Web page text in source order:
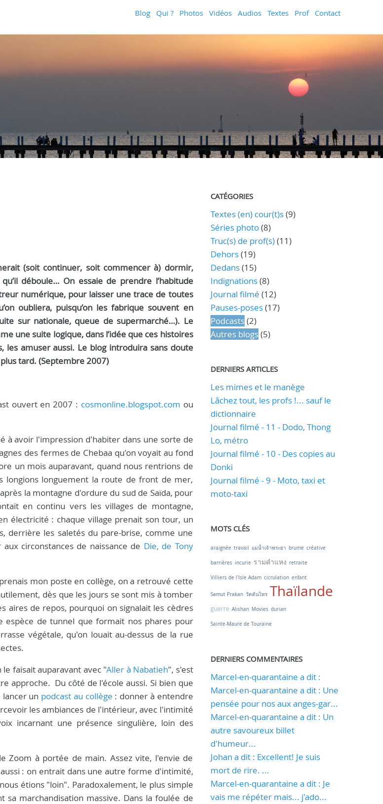
Blog Qui ? Photos Vidéos Audios Textes Prof Contact
(soit continuer, soit commencer à) dormir,
déboule… On essaie de prendre l’habitude
numérique, pour laisser une trace de toutes
oubliera, puisqu’on les fabrique souvent en
sur nationale, queue de supermarché…). Le
une suite logique, dans l’idée que ces histoires
les amuser aussi. Le blog introduira sans doute
tard. (Septembre 2007)
ouvert en 2007 : cosmonline.blogspot.com ou
à avoir l'impression d'habiter dans une sorte de
des fermes de Chebaa qu'on voyait au fond
un mois auparavant, quand nous rentrions de
longions longuement la route de front de mer,
la montagne d'ordure du sud de Saïda, pour
en continu vers les villages de montagne,
électricité : chaque village prenait son tour, un
derrière les saletés du pare-brise, comme une
circonstances de naissance de Die, de Tony
mon poste en collège, on a retrouvé cette
dès que les jours se sont mis à tomber
aires de repos, pourquoi on signalait les cèdres
espèce de tunnel que formait nos phares pour
végétale, qu'on louait au-dessus de la rue
faisait auparavant avec "Aller à Nabatieh", s'est
approche. Du côté de l'école aussi. Si bien que
un podcast au collège : donner à entendre
les ambiances de l'intérieur, avec l'intimité
incarnant une présence singulière, loin des
Zoom à portée de main. Assez vite, l'envie de
: on entrait dans une autre forme d'intimité,
étions "loin". Paradoxalement, le plus simple
marchandisation massive. Dans la foulée de
CATÉGORIES
Textes (en) cour(t)s(9)
Séries photo(8)
Truc(s) de prof(s)(11)
Dehors(19)
Dedans(15)
Indignations(8)
Journal filmé (12)
Pauses-poses(17)
Podcasts(2)
Autres blogs(5)
DERNIERS ARTICLES
Les mimes et le manège
Lâchez tout, les profs !... sauf le
dictionnaire
Journal filmé - 11 - Dodo, Thong
Lo, métro
Journal filmé - 10 - Des copies au
Donki
Journal filmé - 9 - Moto, taxi et
moto-taxi
MOTS CLÉS
araignée travail แม่น้ำเจ้าพระยา brume créative
barrières incurie รามคำแหง retraite
Villiers de l'Isle Adam cicrulation enfant
Samut Prakan วัดต้นไทร Thaïlande
guerre Alishan Movies durian
Sainte-Maure de Touraine
DERNIERS COMMENTAIRES
Marcel-en-quarantaine a dit :
Marcel-en-quarantaine a dit : Une
pensée pour nos aux anges-gar...
Marcel-en-quarantaine a dit : Un
autre savoureux billet
d'humeur...
Johan a dit : Excellent! Je suis
mort de rire. ...
Marcel-en-quarantaine a dit : Je
vais me répéter mais... j'ado...